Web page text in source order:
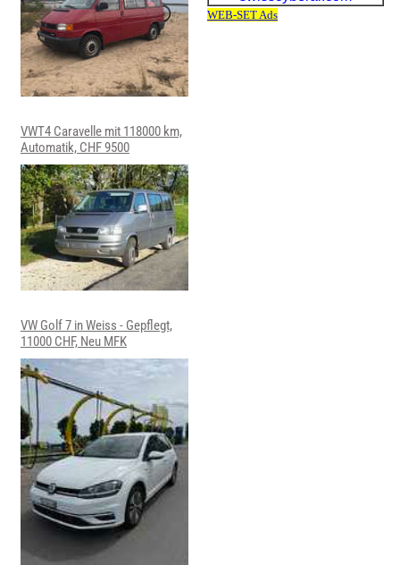
VWT4 Caravelle mit 118000 km,
Automatik, CHF 9500
VW Golf 7 in Weiss - Gepflegt,
11000 CHF, Neu MFK